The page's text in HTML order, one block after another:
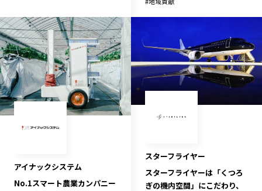
アイナックシステム
No.1スマート農業カンパニー
スターフライヤー
スターフライヤーは「くつろ
ぎの機内空間」にこだわり、